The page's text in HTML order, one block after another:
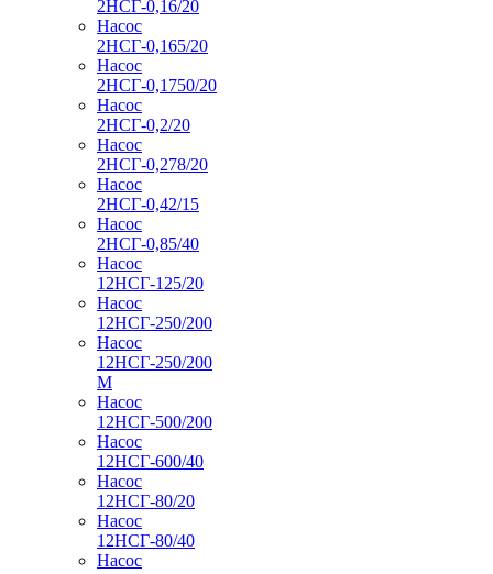
2НСГ-0,16/20
Насос
2НСГ-0,165/20
Насос
2НСГ-0,1750/20
Насос
2НСГ-0,2/20
Насос
2НСГ-0,278/20
Насос
2НСГ-0,42/15
Насос
2НСГ-0,85/40
Насос
12НСГ-125/20
Насос
12НСГ-250/200
Насос
12НСГ-250/200
М
Насос
12НСГ-500/200
Насос
12НСГ-600/40
Насос
12НСГ-80/20
Насос
12НСГ-80/40
Насос